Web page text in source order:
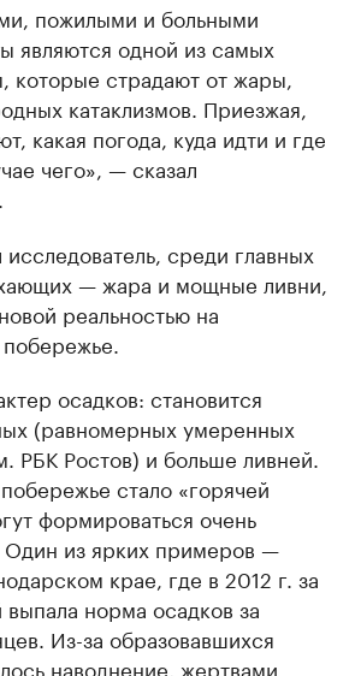
пожилыми и больными
являются одной из самых
которые страдают от жары,
катаклизмов. Приезжая,
какая погода, куда идти и где
чего», — сказал
среди главных
— жара и мощные ливни,
новой реальностью на
осадков: становится
(равномерных умеренных
РБК Ростов) и больше ливней.
стало «горячей
формироваться очень
Один из ярких примеров —
крае, где в 2012 г. за
выпала норма осадков за
Из-за образовавшихся
наводнение, жертвами